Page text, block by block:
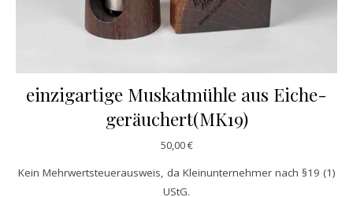
einzigartige Muskatmühle aus Eiche-
geräuchert(MK19)
50,00€
Kein Mehrwertsteuerausweis, da Kleinunternehmer nach §19 (1)
UStG.